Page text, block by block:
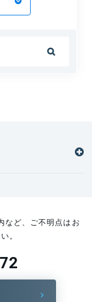
｜F.K氏

など、ご不明点はお
。